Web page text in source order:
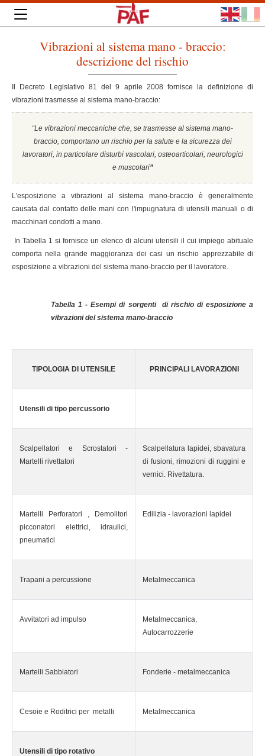
Vibrazioni al sistema mano - braccio:
descrizione del rischio
Il Decreto Legislativo 81 del 9 aprile 2008 fornisce la definizione di
vibrazioni trasmesse al sistema mano-braccio:
“Le vibrazioni meccaniche che, se trasmesse al sistema mano-
braccio, comportano un rischio per la salute e la sicurezza dei
lavoratori, in particolare disturbi vascolari, osteoarticolari, neurologici
e muscolari”
L'esposizione a vibrazioni al sistema mano-braccio è generalmente
causata dal contatto delle mani con l'impugnatura di utensili manuali o di
macchinari condotti a mano.
In Tabella 1 si fornisce un elenco di alcuni utensili il cui impiego abituale
comporta nella grande maggioranza dei casi un rischio apprezzabile di
esposizione a vibrazioni del sistema mano-braccio per il lavoratore.
Tabella 1 - Esempi di sorgenti di rischio di esposizione a
vibrazioni del sistema mano-braccio
TIPOLOGIA DI UTENSILE PRINCIPALI LAVORAZIONI
Utensili di tipo percussorio
Scalpellatori e Scrostatori -
Martelli rivettatori
Scalpellatura lapidei, sbavatura
di fusioni, rimozioni di ruggini e
vernici. Rivettatura.
Martelli Perforatori , Demolitori
picconatori elettrici, idraulici,
pneumatici
Edilizia - lavorazioni lapidei
Trapani a percussione Metalmeccanica
Avvitatori ad impulso
Metalmeccanica,
Autocarrozzerie
Martelli Sabbiatori Fonderie - metalmeccanica
Cesoie e Roditrici per metalli Metalmeccanica
Utensili di tipo rotativo